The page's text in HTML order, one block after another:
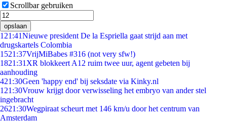
Scrollbar gebruiken
opslaan
1 21:41Nieuwe president De la Espriella gaat strijd aan met
drugskartels Colombia
1521:37VrijMiBabes #316 (not very sfw!)
1821:31 XR blokkeert A12 ruim twee uur, agent gebeten bij
aanhouding
421:30Geen 'happy end' bij seksdate via Kinky.nl
1 21:30Vrouw krijgt door verwisseling het embryo van ander stel
ingebracht
2621:30Wegpiraat scheurt met 146 km/u door het centrum van
Amsterdam